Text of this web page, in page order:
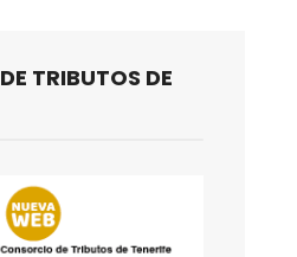
TRIBUTOS DE